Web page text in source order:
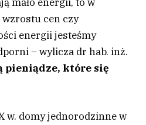
cen czy
energii jesteśmy
– wylicza dr hab. inż.
pieniądze, które się
w. domy jednorodzinne w